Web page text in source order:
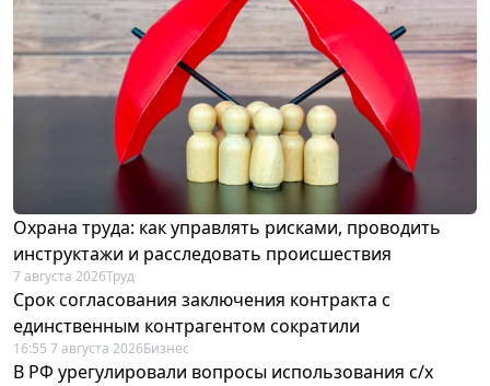
Охрана труда: как управлять рисками, проводить
инструктажи и расследовать происшествия
7 августа 2026Труд
Срок согласования заключения контракта с
единственным контрагентом сократили
16:55 7 августа 2026Бизнес
В РФ урегулировали вопросы использования с/х